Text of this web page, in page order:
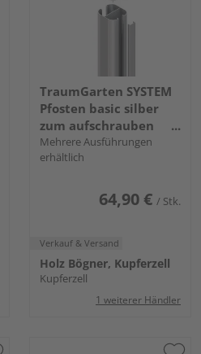
TraumGarten SYSTEM
Pfosten basic silber
zum aufschrauben
193x7x7cm
Mehrere Ausführungen
erhältlich
64,90 € / Stk.
Verkauf & Versand
Holz Bögner, Kupferzell
Kupferzell
1 weiterer Händler